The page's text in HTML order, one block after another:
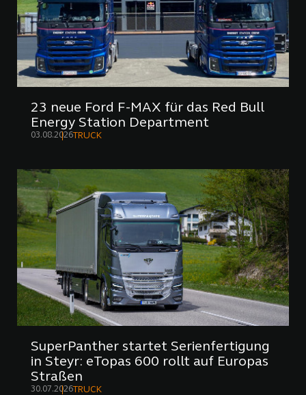
23 neue Ford F-MAX für das Red Bull
Energy Station Department
03.08.2026TRUCK
SuperPanther startet Serienfertigung
in Steyr: eTopas 600 rollt auf Europas
Straßen
30.07.2026TRUCK